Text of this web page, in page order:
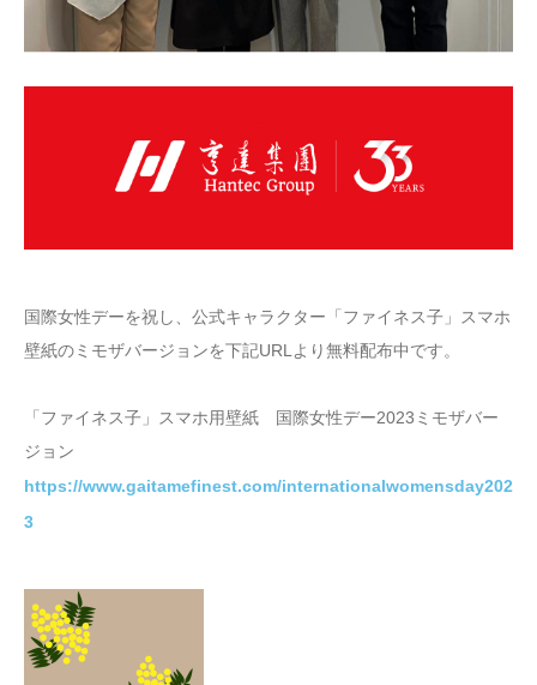
国際女性デーを祝し、公式キャラクター「ファイネス子」スマホ
壁紙のミモザバージョンを下記URLより無料配布中です。
「ファイネス子」スマホ用壁紙 国際女性デー2023ミモザバー
ジョン
https://www.gaitamefinest.com/internationalwomensday202
3